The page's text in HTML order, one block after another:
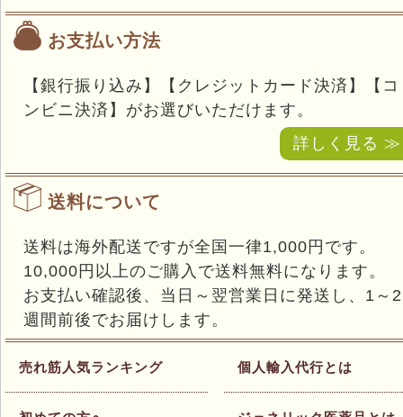
お支払い方法
【銀行振り込み】【クレジットカード決済】【コ
ンビニ決済】がお選びいただけます。
詳しく見る ≫
送料について
送料は海外配送ですが全国一律1,000円です。
10,000円以上のご購入で送料無料になります。
お支払い確認後、当日～翌営業日に発送し、1～2
週間前後でお届けします。
売れ筋人気ランキング 個人輸入代行とは